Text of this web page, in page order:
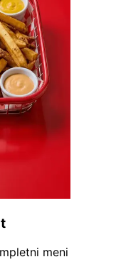
meni